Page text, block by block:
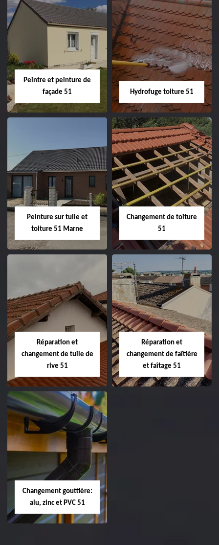
Peintre intérieur
Habillage planche
de rive 51
Peintre et peinture de
façade 51
Peintre et peinture
de façade 51
Hydrofuge toiture 51
Hydrofuge toiture
51
Peinture sur tuile et
toiture 51 Marne
Peinture sur tuile
et toiture 51
Marne
Changement de toiture
51
Changement de
toiture 51
Réparation et
changement de tuile de
rive 51
Réparation et
changement de
tuile de rive 51
Réparation et
changement de faîtière
et faîtage 51
Changement gouttière:
alu, zinc et PVC 51